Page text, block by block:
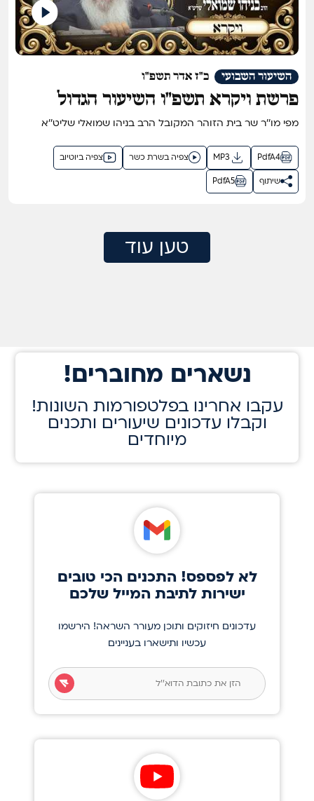
כ"ז אדר תשפ"ו השיעור השבועי
פרשת ויקרא תשפ"ו השיעור הגדול
בתבל בזוהר הקדוש מפי שר בית הזוהר
מפי מו''ר שר בית הזוהר המקובל הרב בניהו שמואלי שליט''א
צפיה ביוטיוב צפיה בשרת כשר MP3 PdfA4
PdfA5 שיתוף
טען עוד
!נשארים מחוברים
!עקבו אחרינו בפלטפורמות השונות
וקבלו עדכונים שיעורים ותכנים
מיוחדים
לא לפספס! התכנים הכי טובים
ישירות לתיבת המייל שלכם
עדכונים חיזוקים ותוכן מעורר השראה! הירשמו
עכשיו ותישארו בעניינים